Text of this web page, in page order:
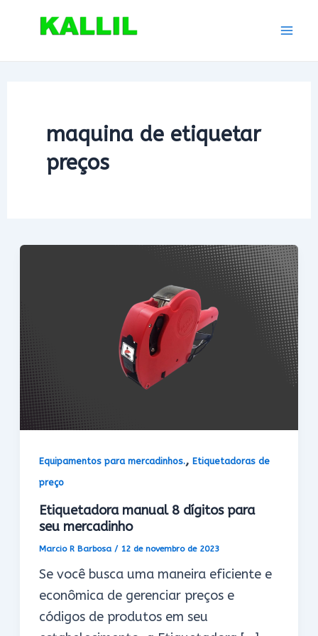
maquina de etiquetar
preços
Equipamentos para mercadinhos.,Etiquetadoras de
preço
Etiquetadora manual 8 dígitos para
seu mercadinho
Marcio R Barbosa/ 12 de novembro de 2023
Se você busca uma maneira eficiente e
econômica de gerenciar preços e
códigos de produtos em seu